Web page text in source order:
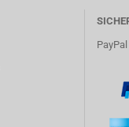
PayPal